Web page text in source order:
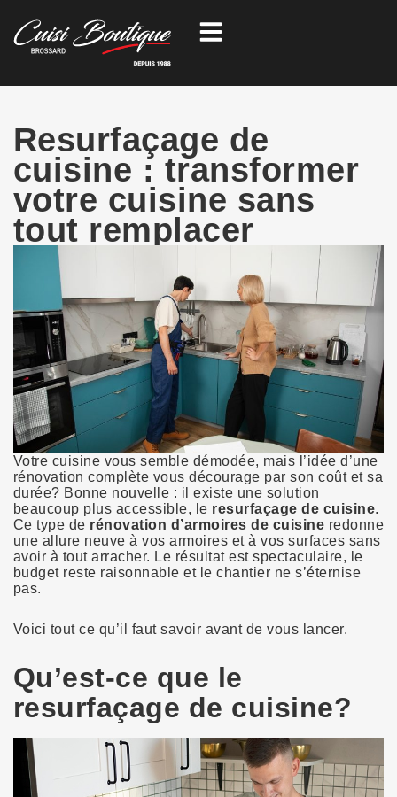
contenu
Resurfaçage de
cuisine : transformer
votre cuisine sans
tout remplacer
Votre cuisine vous semble démodée, mais l’idée d’une
rénovation complète vous décourage par son coût et sa
durée? Bonne nouvelle : il existe une solution
beaucoup plus accessible, le resurfaçage de cuisine.
Ce type de rénovation d’armoires de cuisine redonne
une allure neuve à vos armoires et à vos surfaces sans
avoir à tout arracher. Le résultat est spectaculaire, le
budget reste raisonnable et le chantier ne s’éternise
pas.
Voici tout ce qu’il faut savoir avant de vous lancer.
Qu’est-ce que le
resurfaçage de cuisine?